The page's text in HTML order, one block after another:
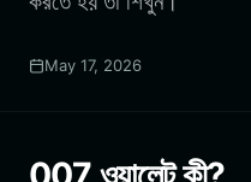
May 17, 2026